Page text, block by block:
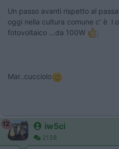
Un passo avanti rispetto al
oggi nella cultura comune c' è l
fotovoltaico ...da 100W
Mar..cucciolo
12 iw5ci
2138